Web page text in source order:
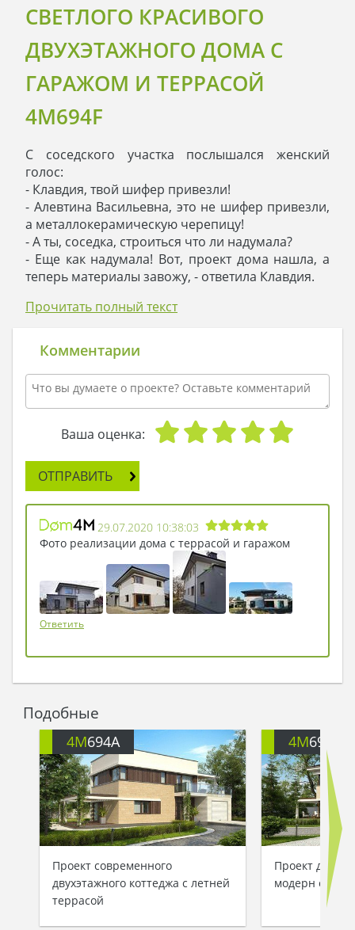
СВЕТЛОГО КРАСИВОГО
ДВУХЭТАЖНОГО ДОМА С
ГАРАЖОМ И ТЕРРАСОЙ
4M694F
С соседского участка послышался женский
голос:
- Клавдия, твой шифер привезли!
- Алевтина Васильевна, это не шифер привезли,
а металлокерамическую черепицу!
- А ты, соседка, строиться что ли надумала?
- Еще как надумала! Вот, проект дома нашла, а
теперь материалы завожу, - ответила Клавдия.
- Сами посмотрите и оцените, - и Клавдия
строящегося дома.
- О, дык тут два этажа, много жилого места. А это
что такое? Гараж встроенный? Ох, и модный дом
у тебя, Клавдия! Такое строение хоть шифером
укрой, хоть черепицей, все равно красивым
выйдет - нахваливала домик соседка.
построится дом – я вас на чай приглашу, а пока
пожелайте нам удачного строительства.
- Так ни пуха! Жди к новоселью: как приду в
гости, так попробуй меня потом выпроводи -
подмигнула Алевтина Васильевна и скрылась в
Прочитать полный текст
Комментарии
Ваша оценка:
ОТПРАВИТЬ
29.07.2020 10:38:03
Фото реализации дома с террасой и гаражом
Ответить
Подобные
4M694A
Проект современного
двухэтажного коттеджа с летней
террасой
4M694B
Проект
модерн с